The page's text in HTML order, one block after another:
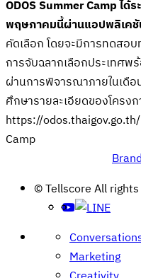
ODOSSummerCamp ได้
พฤษภาคมนี้ผ่านแอปพลิเค
คัดเลือก โดยจะมีการทดสอ
การจับฉลากเลือกประเทศ
ผ่านการพิจารณาภายในเดื
ศึกษารายละเอียดของโครง
https://
Camp
Post
navigation
© Tellscore All
Marketing